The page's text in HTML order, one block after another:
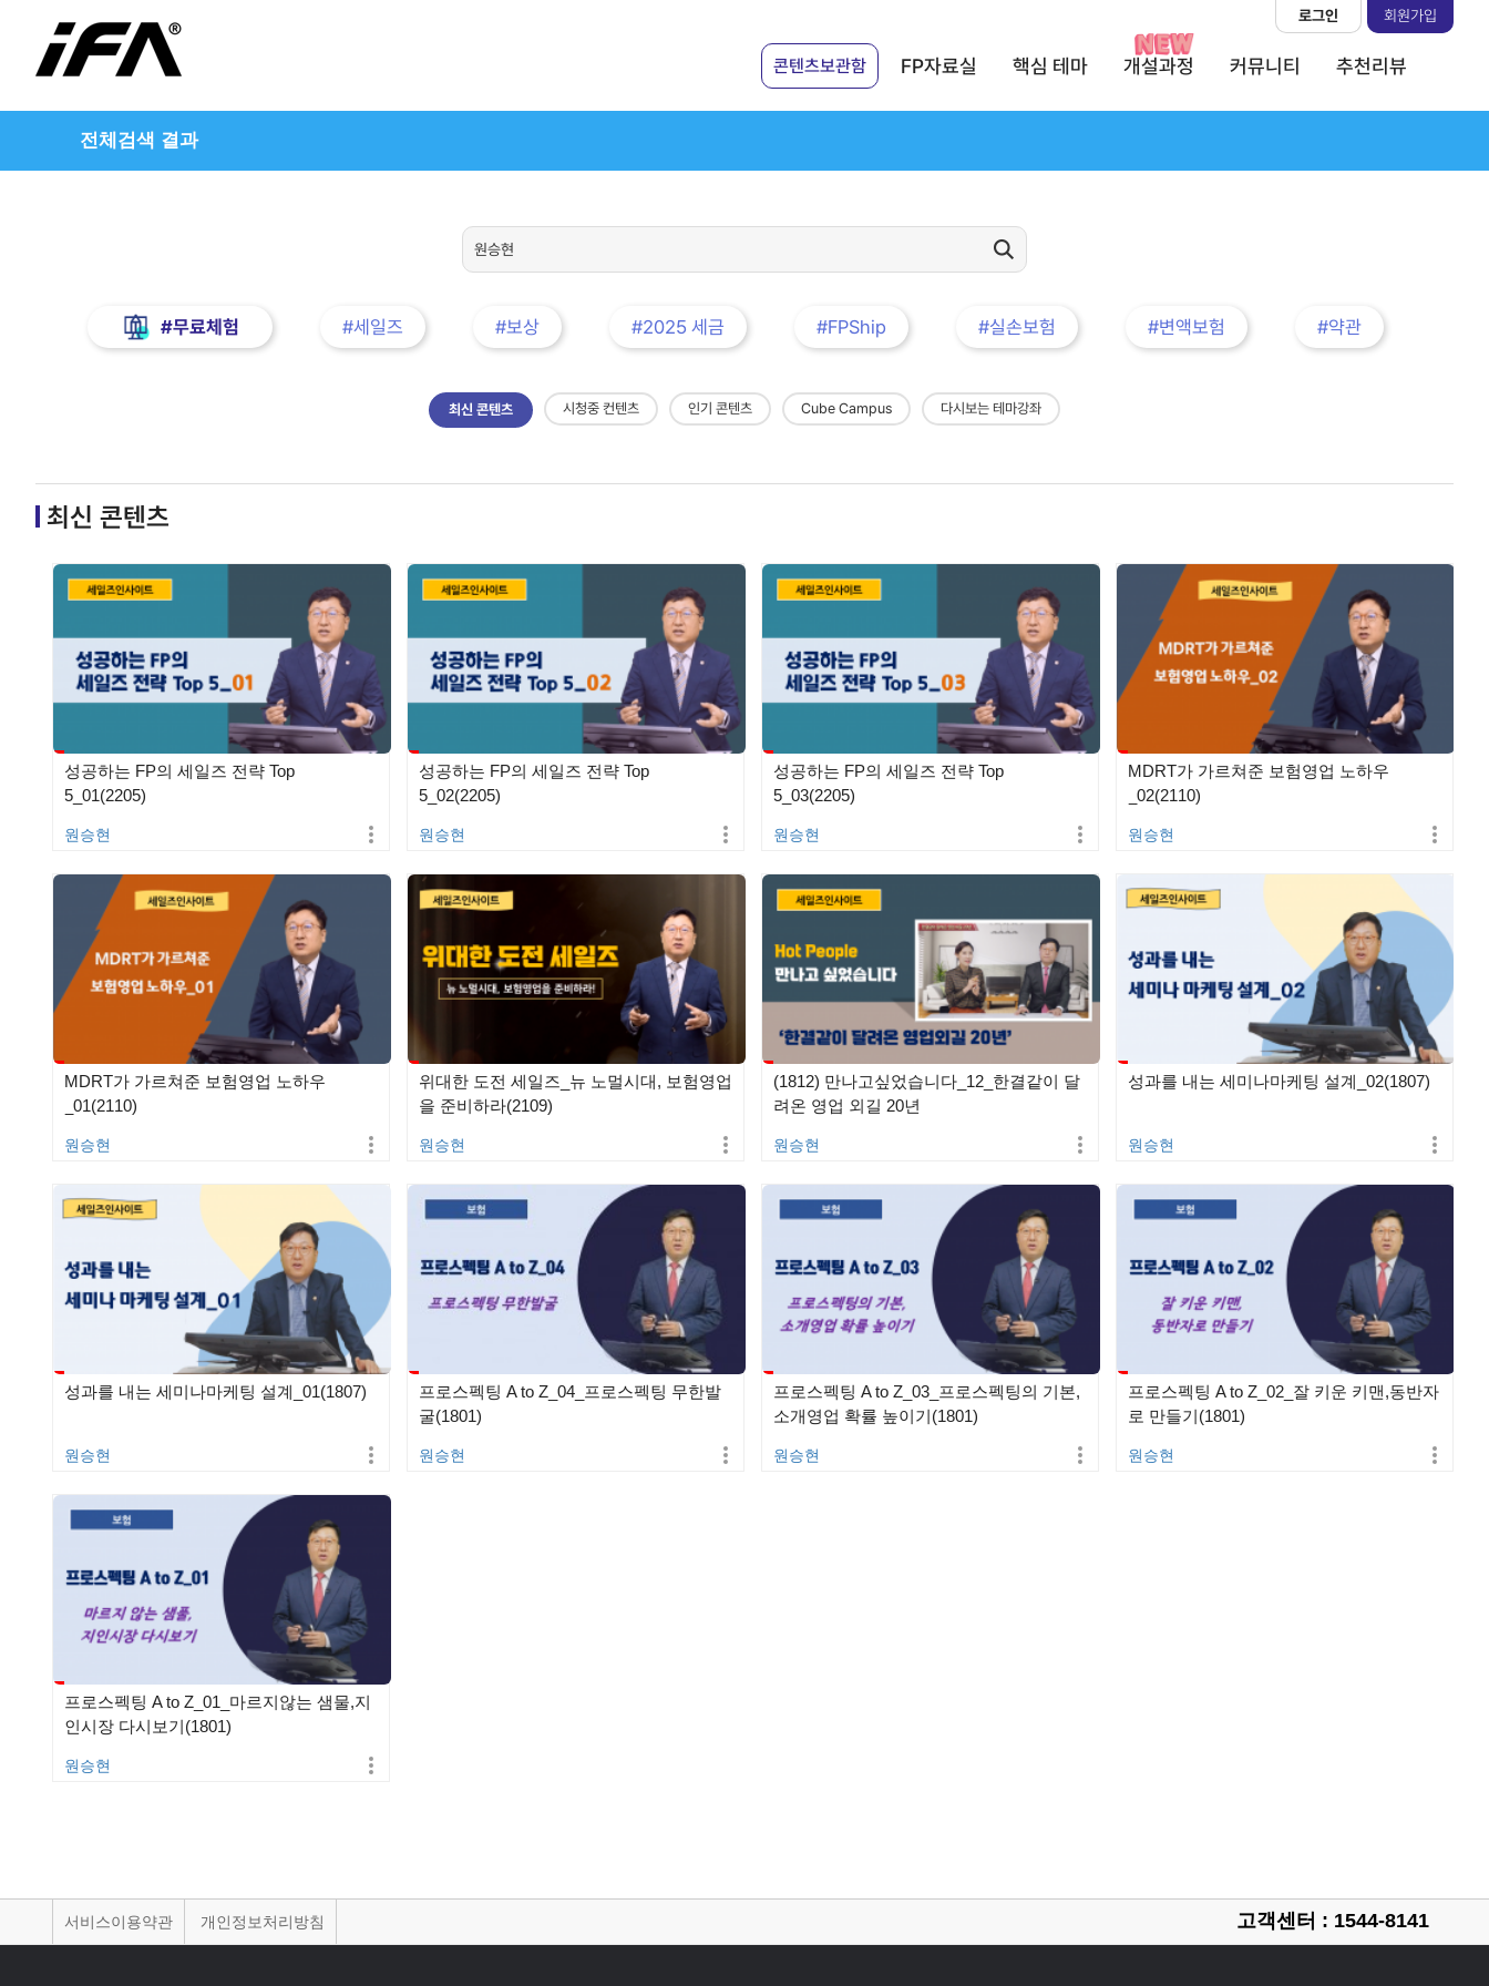
콘텐츠보관함 FP자료실 핵심 테마 개설과정 커뮤니티 추천리뷰
로그인 회원가입
전체검색 결과
#무료체험 #세일즈 #보상 #2025 세금 #FPShip #실손보험 #변액보험 #약관
최신 콘텐츠 시청중 컨텐츠 인기 콘텐츠 Cube Campus 다시보는 테마강좌
최신 콘텐츠
성공하는 FP의 세일즈 전략 Top
5_01(2205)
원승현
성공하는 FP의 세일즈 전략 Top
5_02(2205)
원승현
성공하는 FP의 세일즈 전략 Top
5_03(2205)
원승현
MDRT가 가르쳐준 보험영업 노하우
_02(2110)
원승현
MDRT가 가르쳐준 보험영업 노하우
_01(2110)
원승현
위대한 도전 세일즈_뉴 노멀시대, 보험영업
을 준비하라(2109)
원승현
(1812) 만나고싶었습니다_12_한결같이 달
려온 영업 외길 20년
원승현
성과를 내는 세미나마케팅 설계_02(1807)
원승현
성과를 내는 세미나마케팅 설계_01(1807)
원승현
프로스펙팅 A to Z_04_프로스펙팅 무한발
굴(1801)
원승현
프로스펙팅 A to Z_03_프로스펙팅의 기본,
소개영업 확률 높이기(1801)
원승현
프로스펙팅 A to Z_02_잘 키운 키맨,동반자
로 만들기(1801)
원승현
프로스펙팅 A to Z_01_마르지않는 샘물,지
인시장 다시보기(1801)
원승현
서비스이용약관 개인정보처리방침 고객센터 : 1544-8141